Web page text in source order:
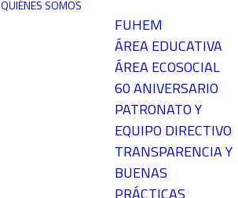
QUIÉNES SOMOS
FUHEM
ÁREA EDUCATIVA
ÁREA ECOSOCIAL
60 ANIVERSARIO
PATRONATO Y
EQUIPO DIRECTIVO
TRANSPARENCIA Y
BUENAS
PRÁCTICAS